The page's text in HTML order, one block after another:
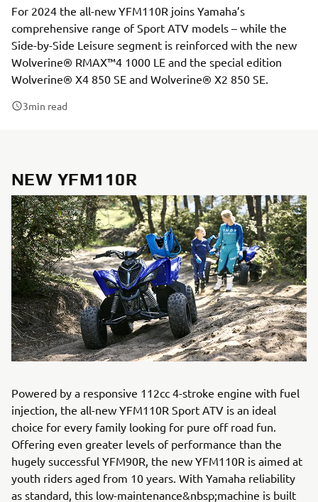
For 2024 the all-new YFM110R joins Yamaha’s
comprehensive range of Sport ATV models – while the
Side-by-Side Leisure segment is reinforced with the new
Wolverine® RMAX™4 1000 LE and the special edition
Wolverine® X4 850 SE and Wolverine® X2 850 SE.
3min read
NEW YFM110R
Powered by a responsive 112cc 4-stroke engine with fuel
injection, the all-new YFM110R Sport ATV is an ideal
choice for every family looking for pure off road fun.
Offering even greater levels of performance than the
hugely successful YFM90R, the new YFM110R is aimed at
youth riders aged from 10 years. With Yamaha reliability
as standard, this low-maintenance&nbsp;machine is built